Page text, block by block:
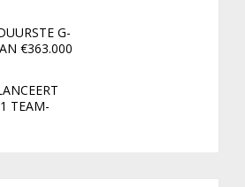
G-
€363.000
TEAM-